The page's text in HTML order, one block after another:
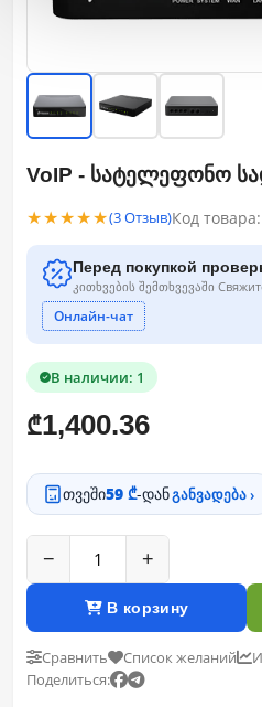
VoIP - სატელეფონო
★★★★★(3 Отзыв)Код товара:
Перед покупкой
კითხვების შემთხვევაში
Онлайн-чат
В наличии: 1
₾1,400.36
თვეში59 ₾-დანგანვადება ›
− +
В корзину
Сравнить Список желаний
Поделиться: